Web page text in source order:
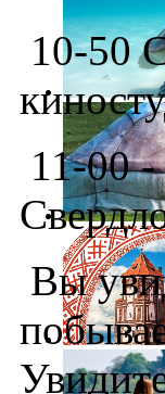
10-50
11-00
Вы